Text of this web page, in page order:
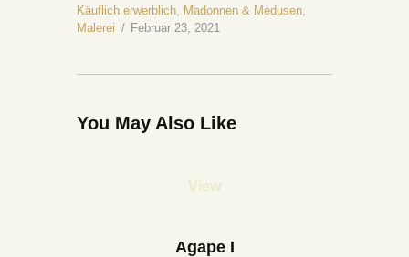
Käuflich erwerblich, Madonnen & Medusen,
Malerei
Februar 23, 2021
You May Also Like
View
Agape I